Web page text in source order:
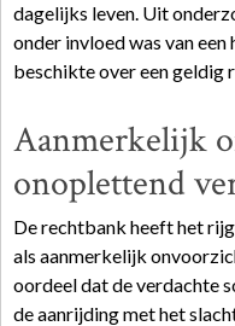
dagelijks leven. Uit
onder invloed was van
beschikte over een geldig
Aanmerkelijk
onoplettend
De rechtbank heeft het
als aanmerkelijk
oordeel dat de verdachte
de aanrijding met het